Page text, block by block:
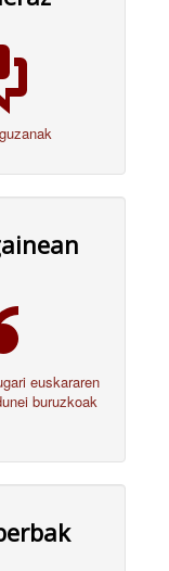
euskararen
buruzkoak